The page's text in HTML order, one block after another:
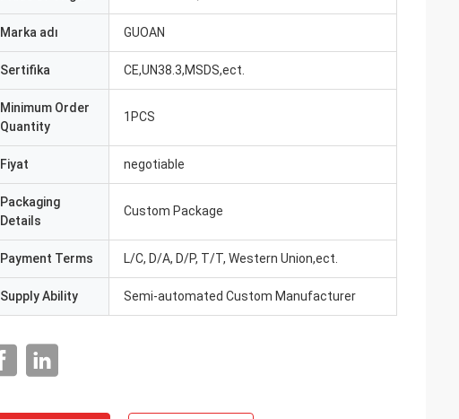
Marka adı GUOAN
Sertifika CE,UN38.3,MSDS,ect.
Minimum Order
Quantity
1PCS
Fiyat negotiable
Packaging
Details
Custom Package
Payment Terms L/C, D/A, D/P, T/T, Western Union,ect.
Supply Ability Semi-automated Custom Manufacturer